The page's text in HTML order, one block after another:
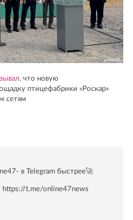
что новую
птицефабрики «Роскар»
сетям
в Telegram быстрее🚀
https://t.me/online47news